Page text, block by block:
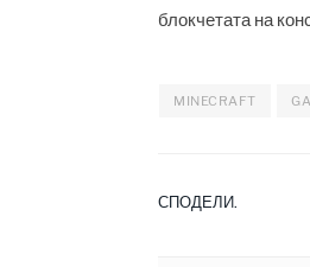
блокчетата на
MINECRAFT
СПОДЕЛИ.